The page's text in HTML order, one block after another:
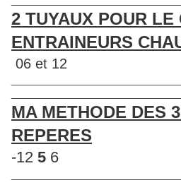
2 TUYAUX POUR LE
ENTRAINEURS
06 et 12
MA METHODE DES
REPERES
-12 5 6